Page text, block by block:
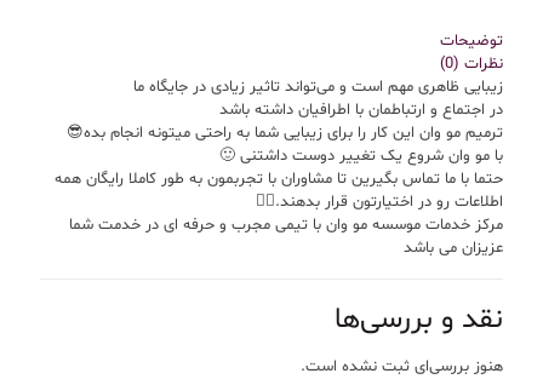
توضیحات
نظرات (0)
زیبایی ظاهری مهم است و می‌تواند تاثیر زیادی در جایگاه ما
در اجتماع و ارتباطمان با اطرافیان داشته باشد
ترمیم مو وان این کار را برای زیبایی شما به راحتی میتونه انجام بده😎
با مو وان شروع یک تغییر دوست داشتنی 🙂
حتما با ما تماس بگیرین تا مشاوران با تجربمون به طور کاملا رایگان همه
اطلاعات رو در اختیارتون قرار بدهند.💇‍♂️
مرکز خدمات موسسه مو وان با تیمی مجرب و حرفه ای در خدمت شما
عزیزان می باشد
نقد و بررسی‌ها
هنوز بررسی‌ای ثبت نشده است.